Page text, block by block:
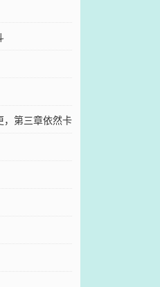
，第三章依然卡